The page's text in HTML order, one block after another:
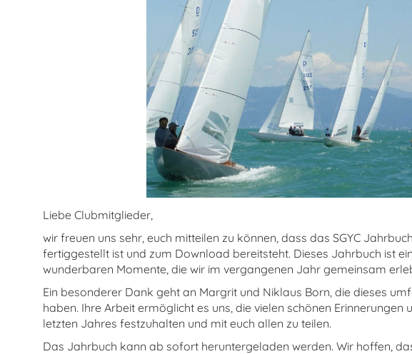
Liebe Clubmitglieder,
wir freuen uns sehr, euch mitteilen zu können, dass das SGYC
fertiggestellt ist und zum Download bereitsteht. Dieses Jahrbuch ist
wunderbaren Momente, die wir im vergangenen Jahr gemeinsam
Ein besonderer Dank geht an Margrit und Niklaus Born, die dieses
haben. Ihre Arbeit ermöglicht es uns, die vielen schönen Erinnerungen
letzten Jahres festzuhalten und mit euch allen zu teilen.
Das Jahrbuch kann ab sofort heruntergeladen werden. Wir hoffen,